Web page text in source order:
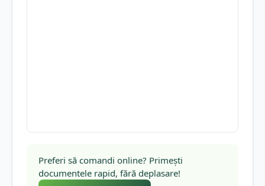
Preferi să comandi online? Primești
documentele rapid, fără deplasare!